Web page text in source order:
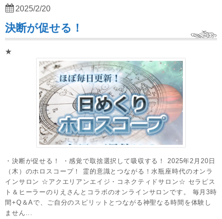
決断が促せる！
★
・決断が促せる！ ・感覚で取捨選択して吸収する！ 2025年2月20日
（木）のホロスコープ！ 霊的意識とつながる！水瓶座時代のオンラ
インサロン ☆アクエリアンエイジ・コネクティドサロン☆ セラピス
ト＆ヒーラーのりえさんとコラボのオンラインサロンです。 毎月3時
間+Q＆Aで、ご自分のスピリットとつながる神聖なる時間を体験し
ません...
2025/2/20